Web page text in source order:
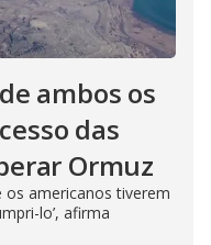
ambos os
das
Ormuz
os americanos tiverem
lo’, afirma